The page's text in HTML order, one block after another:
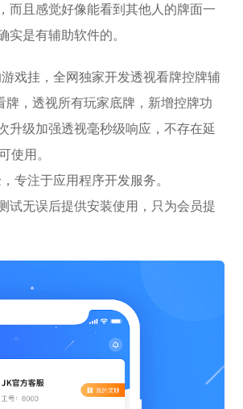
而且感觉好像能看到其他人的牌面一
是有辅助软件的。
戏挂，全网独家开发透视看牌控牌辅
，透视所有玩家底牌，新增控牌功
升级加强透视毫秒级响应，不存在延
使用。
专注于应用程序开发服务。
试无误后提供安装使用，只为会员提